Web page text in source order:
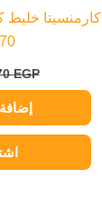
كارمنسيتا
170
EGP